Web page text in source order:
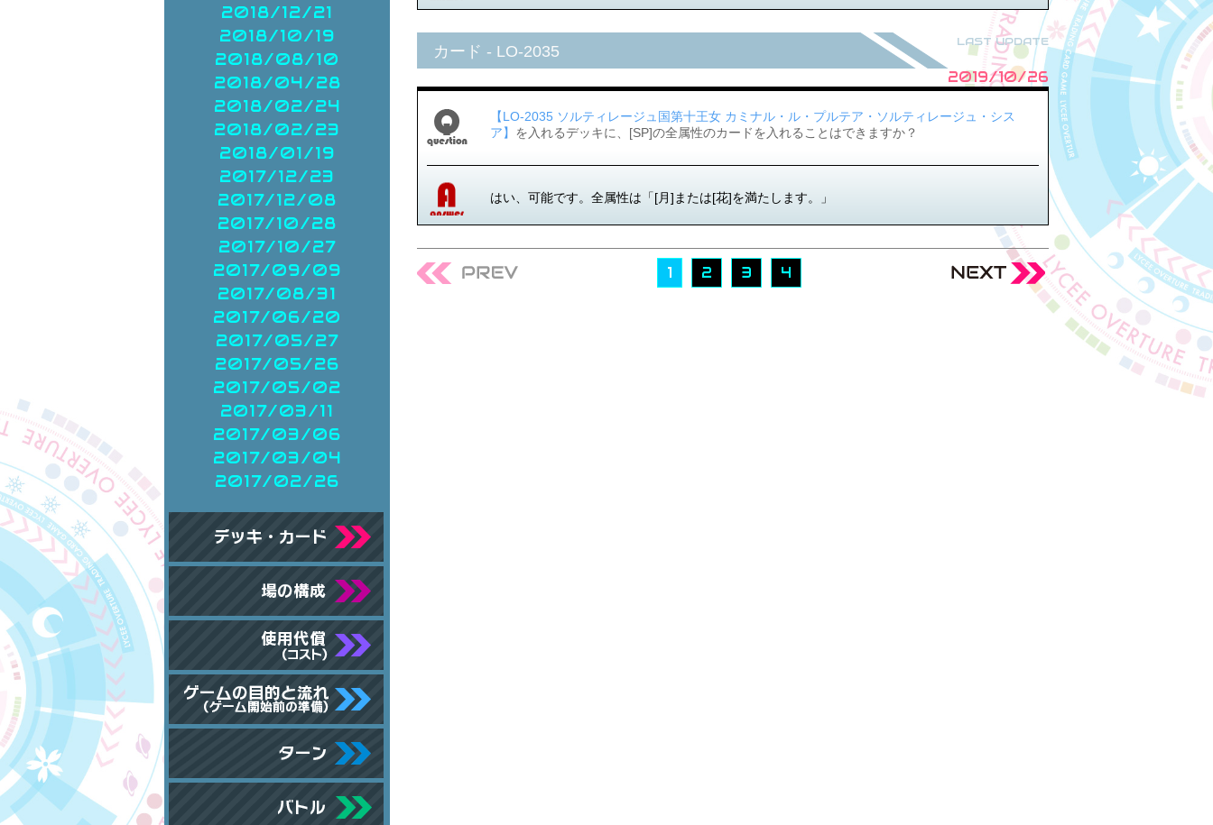
2018/12/21
2018/10/19
2018/08/10
2018/04/28
2018/02/24
2018/02/23
2018/01/19
2017/12/23
2017/12/08
2017/10/28
2017/10/27
2017/09/09
2017/08/31
2017/06/20
2017/05/27
2017/05/26
2017/05/02
2017/03/11
2017/03/06
2017/03/04
2017/02/26
カード - LO-2035
LAST UPDATE
2019/10/26
【LO-2035 ソルティレージュ国第十王女 カミナル・ル・プルテア・ソルティレージュ・シス
ア】 を入れるデッキに、[SP]の全属性のカードを入れることはできますか？
はい、可能です。全属性は「[月]または[花]を満たします。」
1 2 3 4